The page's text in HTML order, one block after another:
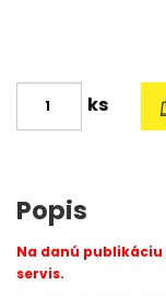
ks
Popis
Na danú
servis.